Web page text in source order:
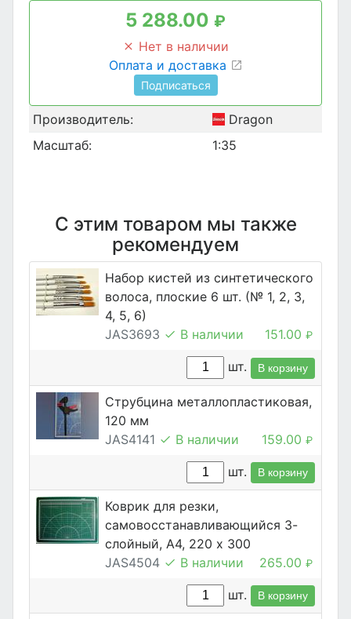
5 288.00 ₽
Нет в наличии
Оплата и доставка
Подписаться
Производитель:
Dragon
Масштаб:
1:35
С этим товаром мы также
рекомендуем
Набор кистей из синтетического
волоса, плоские 6 шт. (№ 1, 2, 3,
4, 5, 6)
JAS3693
В наличии 151.00 ₽
шт. В корзину
Струбцина металлопластиковая,
120 мм
JAS4141
В наличии 159.00 ₽
шт. В корзину
Коврик для резки,
самовосстанавливающийся 3-
слойный, А4, 220 х 300
JAS4504
В наличии 265.00 ₽
шт. В корзину